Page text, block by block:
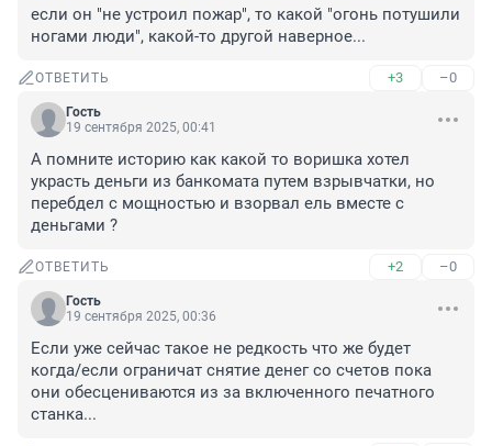
если он "не устроил пожар", то какой "огонь потушили
ногами люди", какой-то другой наверное...
ОТВЕТИТЬ +3 –0
Гость
19 сентября 2025, 00:41
А помните историю как какой то воришка хотел
украсть деньги из банкомата путем взрывчатки, но
перебдел с мощностью и взорвал ель вместе с
деньгами ?
ОТВЕТИТЬ +2 –0
Гость
19 сентября 2025, 00:36
Если уже сейчас такое не редкость что же будет
когда/если ограничат снятие денег со счетов пока
они обесцениваются из за включенного печатного
станка...